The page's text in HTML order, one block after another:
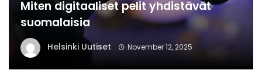
Miten digitaaliset pelit yhdistävät
suomalaisia
Helsinki Uutiset November 12, 2025